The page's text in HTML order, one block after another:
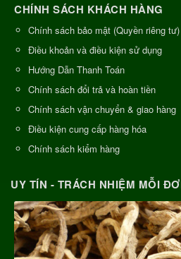
CHÍNH SÁCH KHÁCH HÀNG
Chính sách bảo mật (Quyền riêng tư)
Điều khoản và điều kiện sử dụng
Hướng Dẫn Thanh Toán
Chính sách đổi trả và hoàn tiền
Chính sách vận chuyển & giao hàng
Điều kiện cung cấp hàng hóa
Chính sách kiểm hàng
UY TÍN - TRÁCH NHIỆM MỖI